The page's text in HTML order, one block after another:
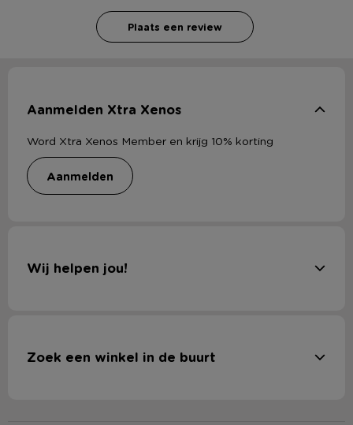
Plaats een review
Aanmelden Xtra Xenos
Word Xtra Xenos Member en krijg 10% korting
aanmelden
Wij helpen jou!
Zoek een winkel in de buurt